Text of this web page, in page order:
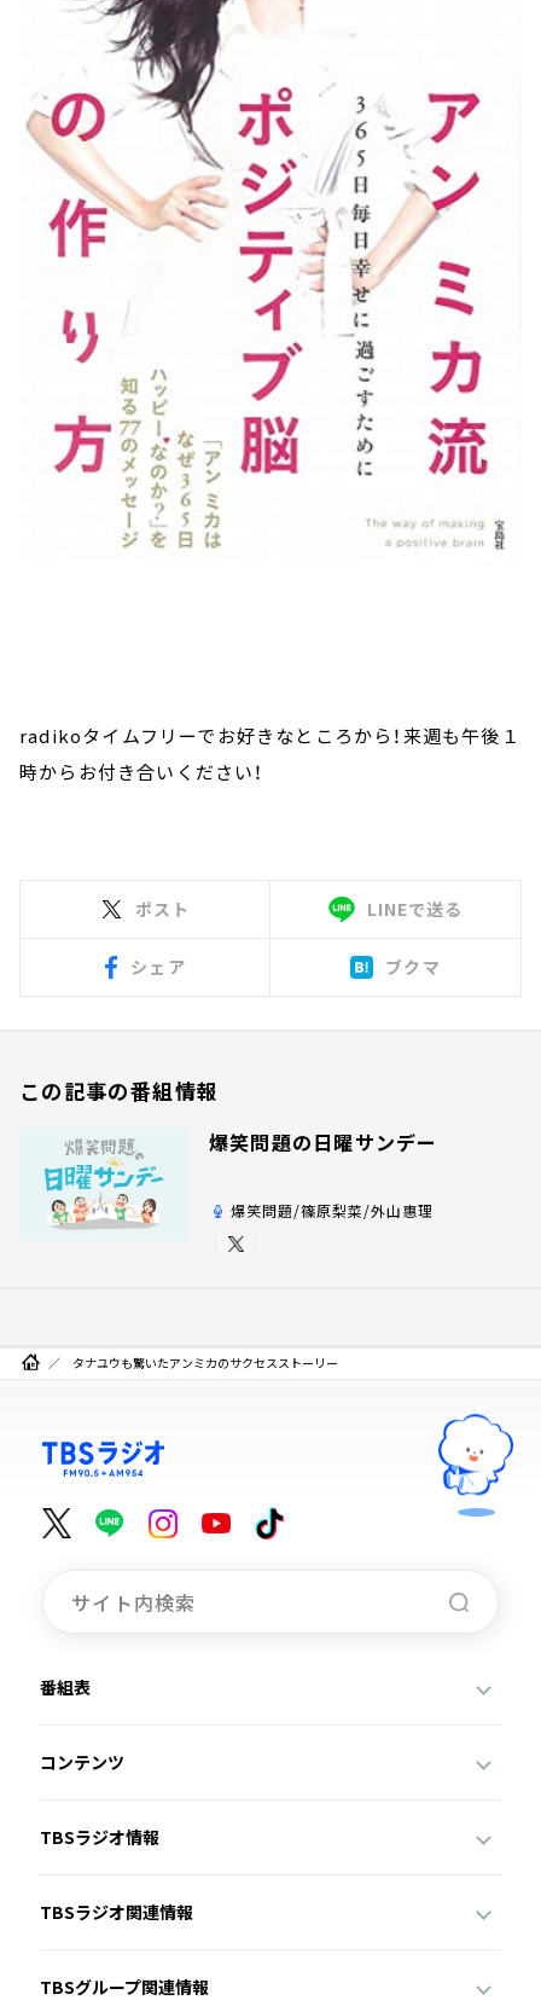
radikoタイムフリーでお好きなところから！来週も午後１
時からお付き合いください！
ポスト LINEで送る
シェア ブクマ
この記事の番組情報
爆笑問題の日曜サンデー
爆笑問題/篠原梨菜/外山惠理
タナユウも驚いたアンミカのサクセスストーリー
番組表
コンテンツ
TBSラジオ情報
TBSラジオ関連情報
TBSグループ関連情報